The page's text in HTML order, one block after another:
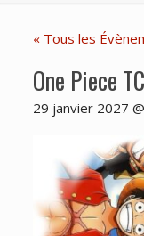
« Tous les
One Piece
29 janvier 2027